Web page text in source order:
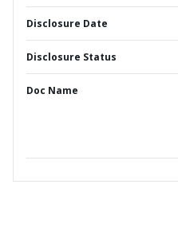
Disclosure Date
Disclosure Status
Doc Name